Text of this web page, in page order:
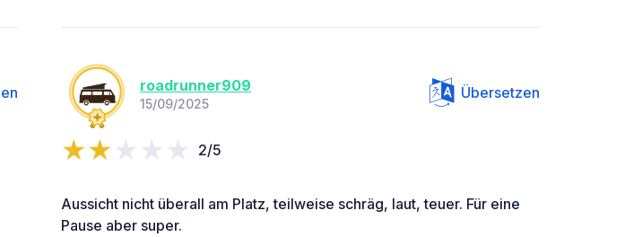
roadrunner909
15/09/2025
Übersetzen
2/5
Aussicht nicht überall am Platz, teilweise schräg, laut, teuer. Für eine
Pause aber super.